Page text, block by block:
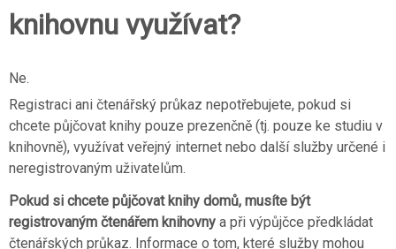
knihovnu využívat?
Ne.
Registraci ani čtenářský průkaz nepotřebujete, pokud si
chcete půjčovat knihy pouze prezenčně (tj. pouze ke studiu v
knihovně), využívat veřejný internet nebo další služby určené i
neregistrovaným uživatelům.
Pokud si chcete půjčovat knihy domů, musíte být
registrovaným čtenářem knihovny a při výpůjčce předkládat
čtenářských průkaz. Informace o tom, které služby mohou